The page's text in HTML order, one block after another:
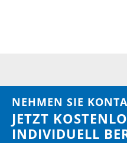
NEHMEN SIE
JETZT
INDIVIDUELL